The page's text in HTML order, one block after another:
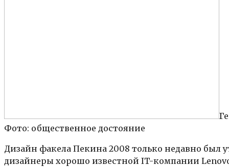
Фото: общественное достояние
Дизайн факела Пекина 2008 только недавно
дизайнеры хорошо известной IT-компании